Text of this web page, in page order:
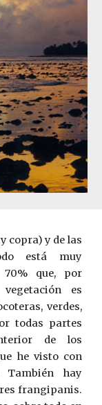
copra) y de las
está muy
que, por
es
verdes,
todas partes
de los
he visto con
También hay
frangipanis.